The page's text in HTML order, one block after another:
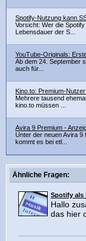
Spotify-Nutzung kann
Vorsicht: Wer die
Lebensdauer der S...
YouTube-Originals:
Ab dem 24. September
auch für...
Kino.to: Premium-
Mehrere tausend
kino.to müssen ...
Avira 9 Premium -
Unter der neuen Avira 9
kommt es bei etl...
Ähnliche Fragen:
Spotify als
Hallo
das hier